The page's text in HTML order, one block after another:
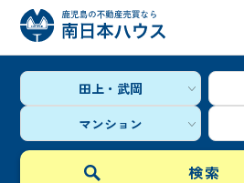
田上・武岡
マンション